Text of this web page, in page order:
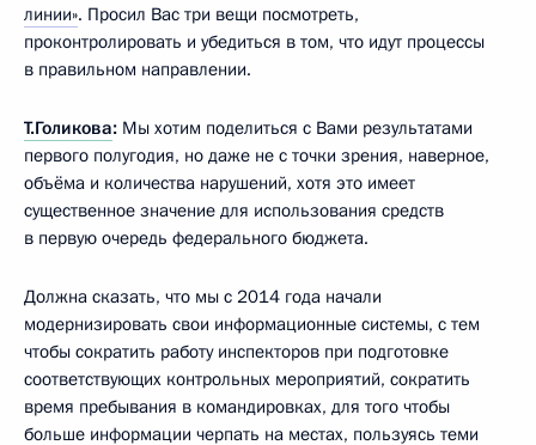
линии». Просил Вас три вещи посмотреть,
проконтролировать и убедиться в том, что идут процессы
в правильном направлении.
Т.Голикова: Мы хотим поделиться с Вами результатами
первого полугодия, но даже не с точки зрения, наверное,
объёма и количества нарушений, хотя это имеет
существенное значение для использования средств
в первую очередь федерального бюджета.
Должна сказать, что мы с 2014 года начали
модернизировать свои информационные системы, с тем
чтобы сократить работу инспекторов при подготовке
соответствующих контрольных мероприятий, сократить
время пребывания в командировках, для того чтобы
больше информации черпать на местах, пользуясь теми